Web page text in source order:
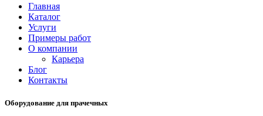
Главная
Каталог
Услуги
Примеры работ
О компании
Карьера
Блог
Контакты
Оборудование для прачечных